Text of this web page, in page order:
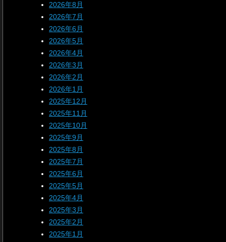
2026年8月
2026年7月
2026年6月
2026年5月
2026年4月
2026年3月
2026年2月
2026年1月
2025年12月
2025年11月
2025年10月
2025年9月
2025年8月
2025年7月
2025年6月
2025年5月
2025年4月
2025年3月
2025年2月
2025年1月